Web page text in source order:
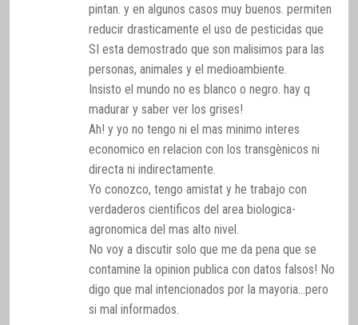
pintan. y en algunos casos muy buenos. permiten
reducir drasticamente el uso de pesticidas que
SI esta demostrado que son malisimos para las
personas, animales y el medioambiente.
Insisto el mundo no es blanco o negro. hay q
madurar y saber ver los grises!
Ah! y yo no tengo ni el mas minimo interes
economico en relacion con los transgènicos ni
directa ni indirectamente.
Yo conozco, tengo amistat y he trabajo con
verdaderos cientificos del area biologica-
agronomica del mas alto nivel.
No voy a discutir solo que me da pena que se
contamine la opinion publica con datos falsos! No
digo que mal intencionados por la mayoria…pero
si mal informados.